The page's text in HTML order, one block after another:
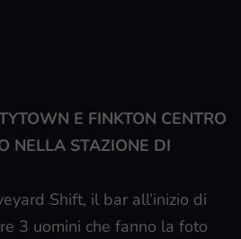
E FINKTON CENTRO
NELLA STAZIONE DI
Shift, il bar all’inizio di
3 uomini che fanno la foto